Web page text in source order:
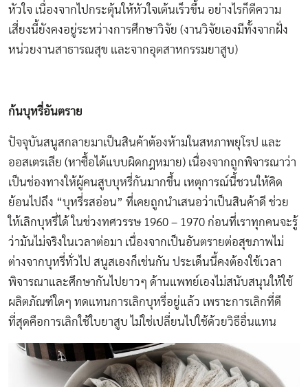
หัวใจ เนื่องจากไปกระตุ้นให้หัวใจเต้นเร็วขึ้น อย่างไรก็ดีความ
เสี่ยงนี้ยังคงอยู่ระหว่างการศึกษาวิจัย (งานวิจัยเองมีทั้งจากฝั่ง
หน่วยงานสาธารณสุข และจากอุตสาหกรรมยาสูบ)
ก้นบุหรี่อันตราย
ปัจจุบันสนูสกลายมาเป็นสินค้าต้องห้ามในสหภาพยุโรป และ
ออสเตรเลีย (หาซื้อได้แบบผิดกฎหมาย) เนื่องจากถูกพิจารณาว่า
เป็นช่องทางให้ผู้คนสูบบุหรี่กันมากขึ้น เหตุการณ์นี้ชวนให้คิด
ย้อนไปถึง “บุหรี่รสอ่อน” ที่เคยถูกนำเสนอว่าเป็นสินค้าดี ช่วย
ให้เลิกบุหรี่ได้ ในช่วงทศวรรษ 1960 – 1970 ก่อนที่เราทุกคนจะรู้
ว่ามันไม่จริงในเวลาต่อมา เนื่องจากเป็นอันตรายต่อสุขภาพไม่
ต่างจากบุหรี่ทั่วไป สนูสเองก็เช่นกัน ประเด็นนี้คงต้องใช้เวลา
พิจารณาและศึกษากันไปยาวๆ ด้านแพทย์เองไม่สนับสนุนให้ใช้
ผลิตภัณฑ์ใดๆ ทดแทนการเลิกบุหรี่อยู่แล้ว เพราะการเลิกที่ดี
ที่สุดคือการเลิกใช้ใบยาสูบ ไม่ใช่เปลี่ยนไปใช้ด้วยวิธีอื่นแทน